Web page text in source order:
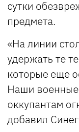
сутки
предмета.
«На линии
удержать те
которые еще
Наши военные
оккупантам
добавил